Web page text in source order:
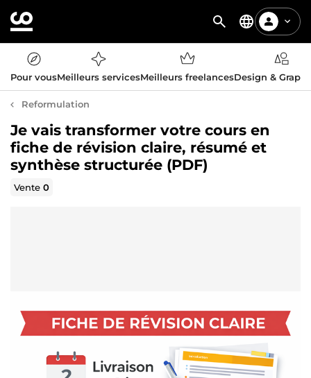
Pour vousMeilleurs servicesMeilleurs freelancesDesign &
Reformulation
Je vais transformer votre cours en
fiche de révision claire, résumé et
synthèse structurée (PDF)
Vente0